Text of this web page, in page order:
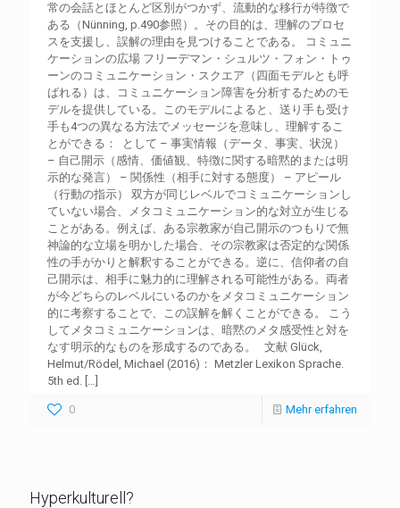
常の会話とほとんど区別がつかず、流動的な移行が特徴で
ある（Nünning, p.490参照）。その目的は、理解のプロセ
スを支援し、誤解の理由を見つけることである。 コミュニ
ケーションの広場 フリーデマン・シュルツ・フォン・トゥ
ーンのコミュニケーション・スクエア（四面モデルとも呼
ばれる）は、コミュニケーション障害を分析するためのモ
デルを提供している。このモデルによると、送り手も受け
手も4つの異なる方法でメッセージを意味し、理解するこ
とができる： として – 事実情報（データ、事実、状況）
– 自己開示（感情、価値観、特徴に関する暗黙的または明
示的な発言） – 関係性（相手に対する態度） – アピール
（行動の指示） 双方が同じレベルでコミュニケーションし
ていない場合、メタコミュニケーション的な対立が生じる
ことがある。例えば、ある宗教家が自己開示のつもりで無
神論的な立場を明かした場合、その宗教家は否定的な関係
性の手がかりと解釈することができる。逆に、信仰者の自
己開示は、相手に魅力的に理解される可能性がある。両者
が今どちらのレベルにいるのかをメタコミュニケーション
的に考察することで、この誤解を解くことができる。 こう
してメタコミュニケーションは、暗黙のメタ感受性と対を
なす明示的なものを形成するのである。 文献 Glück,
Helmut/Rödel, Michael (2016)： Metzler Lexikon Sprache.
5th ed. […]
0 Mehr erfahren
Hyperkulturell?